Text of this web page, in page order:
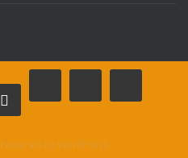
Powered byWordPress